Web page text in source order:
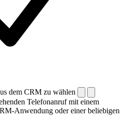
dem CRM zu wählen
Telefonanruf mit einem
Anwendung oder einer beliebigen